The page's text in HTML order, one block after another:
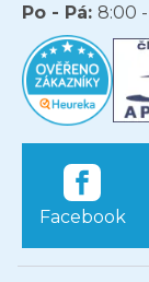
Po - Pá: 8:00 -
Facebook